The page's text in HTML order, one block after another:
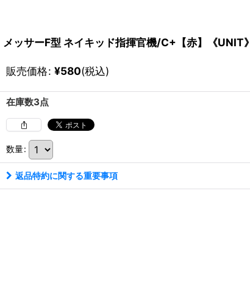
メッサーF型 ネイキッド指揮官機/C+【赤】《UNIT》
販売価格: ¥580(税込)
在庫数3点
数量:
返品特約に関する重要事項